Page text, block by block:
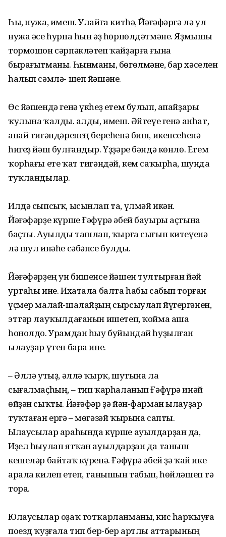
Һы, нужа, имеш. Улайға китһә, Йәғәфәргә лә ул
нужа әсе һурпа һын әҙ һөрпөлдәтмәне. Яҙмышы
тормошон сәрпәкләтеп ҡайҙарға ғына
бырағытманы. Һынманы, бөгөлмәне, бар хәселен
һалып сәмлә- шеп йәшәне.
Өс йәшендә генә үкһеҙ етем булып, апайҙары
ҡулына ҡалды. Ҡалды, имеш. Әйтеүе генә анһат,
апай тигәндәренең береһенә биш, икенсеһенә
һигеҙ йәш булғандыр. Үҙҙәре бәндә көнлө. Етем
ҡорһағы ете ҡат тигәндәй, кем саҡырһа, шунда
туҡландылар.
Илдә сыпсыҡ, ысынлап та, үлмәй икән.
Йәғәфәрҙе күрше Ғәфүрә әбей бауыры аҫтына
баҫты. Ауылды ташлап, ҡырға сығып китеүенә
лә шул инәһе сәбәпсе булды.
Йәғәфәрҙең ун бишенсе йәшен тултырған йәй
уртаһы ине. Ихатала балта һабы сабып торған
үҫмер малай-шалайҙың сырсыулап йүгергәнен,
эттәр лауҡылдағанын ишетеп, ҡойма аша
һонолдо. Урамдан һыу буйындай һуҙылған
ылауҙар үтеп бара ине.
– Әллә утыҙ, әллә ҡырҡ, шутына ла
сығалмаҫһың, – тип ҡарһаланып Ғәфүрә инәй
өйҙән сыҡты. Йәғәфәр ҙә йән-фарман ылауҙар
туҡтаған ергә – мөгәзәй ҡырына сапты.
Ылаусылар араһында күрше ауылдарҙан да,
Иҙел һыулап ятҡан ауылдарҙан да таныш
кешеләр байтаҡ күренә. Ғәфүрә әбей ҙә ҡай ике
арала килеп етеп, танышын табып, һөйләшеп тә
тора.
Юлаусылар оҙаҡ тотҡарланманы, кис һарҡыуға
поезд ҡуҙғала тип бер-бер артлы аттарының